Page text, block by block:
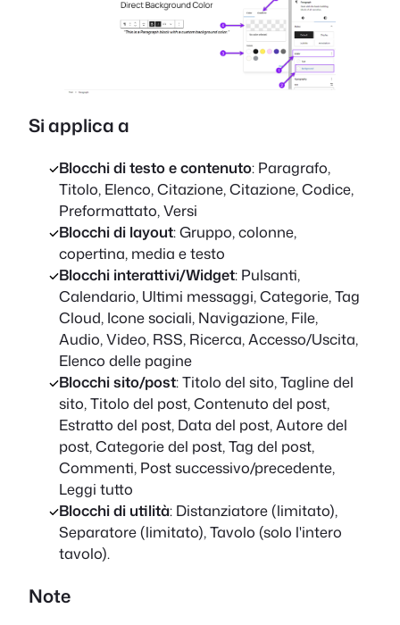
Si applica a
Blocchi di testo e contenuto: Paragrafo,
Titolo, Elenco, Citazione, Citazione, Codice,
Preformattato, Versi
Blocchi di layout: Gruppo, colonne,
copertina, media e testo
Blocchi interattivi/Widget: Pulsanti,
Calendario, Ultimi messaggi, Categorie, Tag
Cloud, Icone sociali, Navigazione, File,
Audio, Video, RSS, Ricerca, Accesso/Uscita,
Elenco delle pagine
Blocchi sito/post: Titolo del sito, Tagline del
sito, Titolo del post, Contenuto del post,
Estratto del post, Data del post, Autore del
post, Categorie del post, Tag del post,
Commenti, Post successivo/precedente,
Leggi tutto
Blocchi di utilità: Distanziatore (limitato),
Separatore (limitato), Tavolo (solo l'intero
tavolo).
Note